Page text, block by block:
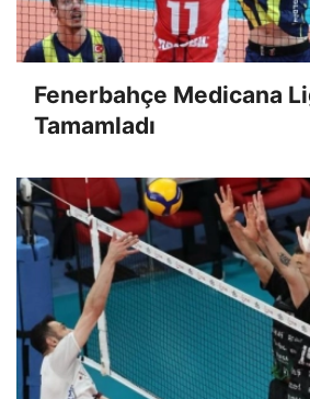
Fenerbahçe Medicana
Tamamladı